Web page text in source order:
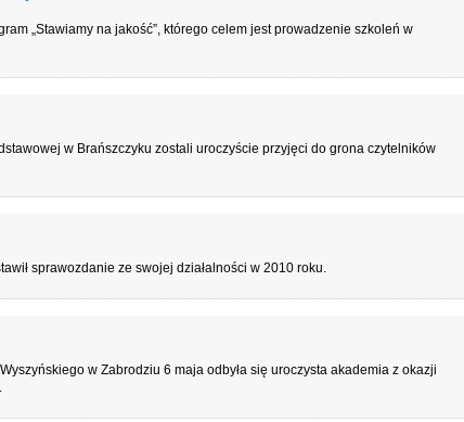
„Stawiamy na jakość”, którego celem jest prowadzenie szkoleń w
w Brańszczyku zostali uroczyście przyjęci do grona czytelników
sprawozdanie ze swojej działalności w 2010 roku.
w Zabrodziu 6 maja odbyła się uroczysta akademia z okazji